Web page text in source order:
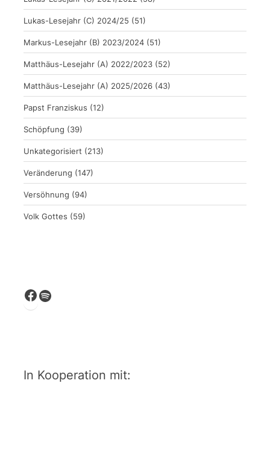
Lukas-Lesejahr (C) 2024/25 (51)
Markus-Lesejahr (B) 2023/2024 (51)
Matthäus-Lesejahr (A) 2022/2023 (52)
Matthäus-Lesejahr (A) 2025/2026 (43)
Papst Franziskus (12)
Schöpfung (39)
Unkategorisiert (213)
Veränderung (147)
Versöhnung (94)
Volk Gottes (59)
Facebook
Spotify
In Kooperation mit: